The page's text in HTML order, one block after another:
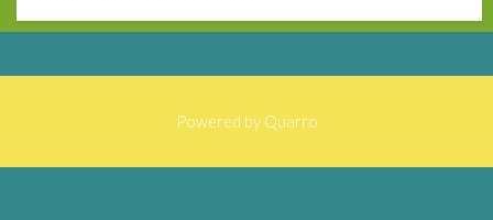
Powered by Quarro